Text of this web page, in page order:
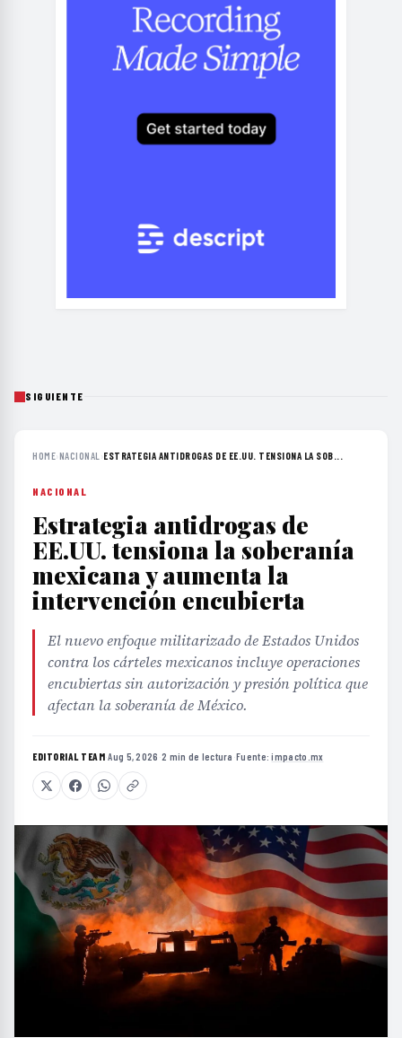
SIGUIENTE
HOME›NACIONAL ›ESTRATEGIA ANTIDROGAS DE EE.UU. TENSIONA LA SOB...
NACIONAL
Estrategia antidrogas de
EE.UU. tensiona la soberanía
mexicana y aumenta la
intervención encubierta
El nuevo enfoque militarizado de Estados Unidos
contra los cárteles mexicanos incluye operaciones
encubiertas sin autorización y presión política que
afectan la soberanía de México.
EDITORIAL TEAM·Aug 5, 2026 ·2 min de lectura ·Fuente:impacto.mx